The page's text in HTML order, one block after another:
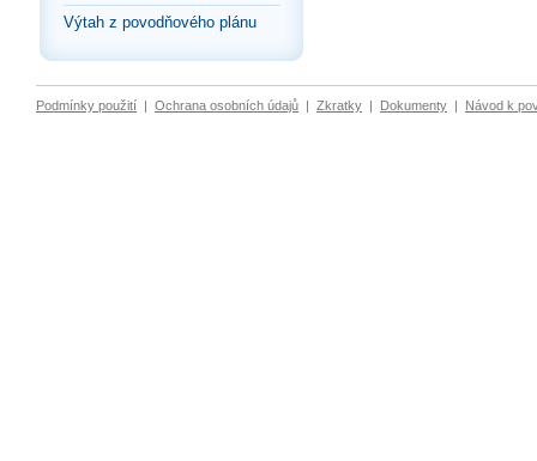
Výtah z povodňového plánu
Podmínky použití | Ochrana osobních údajů | Zkratky | Dokumenty | Návod k